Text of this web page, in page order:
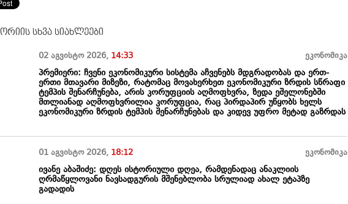
სხვა სიახლეები
02 აგვისტო 2026, 14:33 ეკონომიკა
პრემიერი: ჩვენი ეკონომიკური სისტემა აჩვენებს მდგრადობას და ერთ-
ერთი მთავარი მიზეზი, რატომაც მოვახერხეთ ეკონომიკური ზრდის სწრაფი
ტემპის შენარჩუნება, არის კორუფციის აღმოფხვრა, ზედა ეშელონებში
მთლიანად აღმოფხვრილია კორუფცია, რაც პირდაპირ უწყობს ხელს
ეკონომიკური ზრდის ტემპის შენარჩუნებას და კიდევ უფრო მეტად გაზრდას
01 აგვისტო 2026, 18:12 ეკონომიკა
ივანე აბაშიძე: დღეს ისტორიული დღეა, რამდენადაც ანაკლიის
ღრმაწყლოვანი ნავსადგურის მშენებლობა სრულიად ახალ ეტაპზე
გადადის